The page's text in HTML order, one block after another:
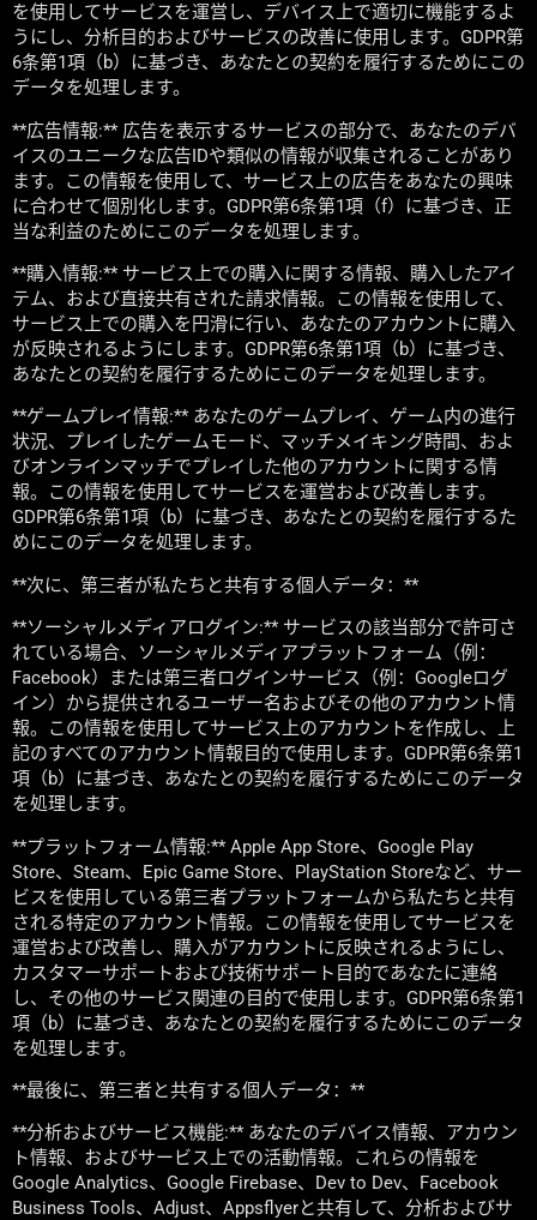
を使用してサービスを運営し、デバイス上で適切に機能するよ
うにし、分析目的およびサービスの改善に使用します。GDPR第
6条第1項（b）に基づき、あなたとの契約を履行するためにこの
データを処理します。
**広告情報:** 広告を表示するサービスの部分で、あなたのデバ
イスのユニークな広告IDや類似の情報が収集されることがあり
ます。この情報を使用して、サービス上の広告をあなたの興味
に合わせて個別化します。GDPR第6条第1項（f）に基づき、正
当な利益のためにこのデータを処理します。
**購入情報:** サービス上での購入に関する情報、購入したアイ
テム、および直接共有された請求情報。この情報を使用して、
サービス上での購入を円滑に行い、あなたのアカウントに購入
が反映されるようにします。GDPR第6条第1項（b）に基づき、
あなたとの契約を履行するためにこのデータを処理します。
**ゲームプレイ情報:** あなたのゲームプレイ、ゲーム内の進行
状況、プレイしたゲームモード、マッチメイキング時間、およ
びオンラインマッチでプレイした他のアカウントに関する情
報。この情報を使用してサービスを運営および改善します。
GDPR第6条第1項（b）に基づき、あなたとの契約を履行するた
めにこのデータを処理します。
**次に、第三者が私たちと共有する個人データ：**
**ソーシャルメディアログイン:** サービスの該当部分で許可さ
れている場合、ソーシャルメディアプラットフォーム（例：
Facebook）または第三者ログインサービス（例：Googleログ
イン）から提供されるユーザー名およびその他のアカウント情
報。この情報を使用してサービス上のアカウントを作成し、上
記のすべてのアカウント情報目的で使用します。GDPR第6条第1
項（b）に基づき、あなたとの契約を履行するためにこのデータ
を処理します。
**プラットフォーム情報:** Apple App Store、Google Play
Store、Steam、Epic Game Store、PlayStation Storeなど、サー
ビスを使用している第三者プラットフォームから私たちと共有
される特定のアカウント情報。この情報を使用してサービスを
運営および改善し、購入がアカウントに反映されるようにし、
カスタマーサポートおよび技術サポート目的であなたに連絡
し、その他のサービス関連の目的で使用します。GDPR第6条第1
項（b）に基づき、あなたとの契約を履行するためにこのデータ
を処理します。
**最後に、第三者と共有する個人データ：**
**分析およびサービス機能:** あなたのデバイス情報、アカウン
ト情報、およびサービス上での活動情報。これらの情報を
Google Analytics、Google Firebase、Dev to Dev、Facebook
Business Tools、Adjust、Appsflyerと共有して、分析およびサ